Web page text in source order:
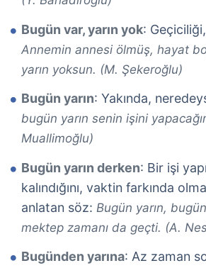
Bugün var, yarın yok:
Annemin annesi ölmüş, hayat
yarın yoksun. (M. Şekeroğlu)
Bugün yarın: Yakında,
bugün yarın senin işini
Muallimoğlu)
Bugün yarın derken: Bir işi
kalındığını, vaktin farkında
anlatan söz: Bugün yarın,
mektep zamanı da geçti. (A.
Bugünden yarına: Az zaman